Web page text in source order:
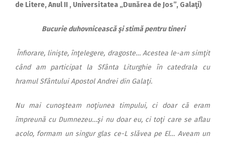
de Litere, Anul II , Universitatea „Dunărea de Jos”, Galaţi)
Bucurie duhovnicească şi stimă pentru tineri
Înfiorare, linişte, înţelegere, dragoste… Acestea le-am simţit
când am participat la Sfânta Liturghie în catedrala cu
hramul Sfântului Apostol Andrei din Galaţi.
Nu mai cunoşteam noţiunea timpului, ci doar că eram
împreună cu Dumnezeu…şi nu doar eu, ci toţi care se aflau
acolo, formam un singur glas ce-L slăvea pe El… Aveam un